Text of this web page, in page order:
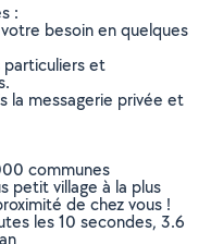
:
besoin en quelques
particuliers et
la messagerie privée et
communes
petit village à la plus
de chez vous !
les 10 secondes, 3.6